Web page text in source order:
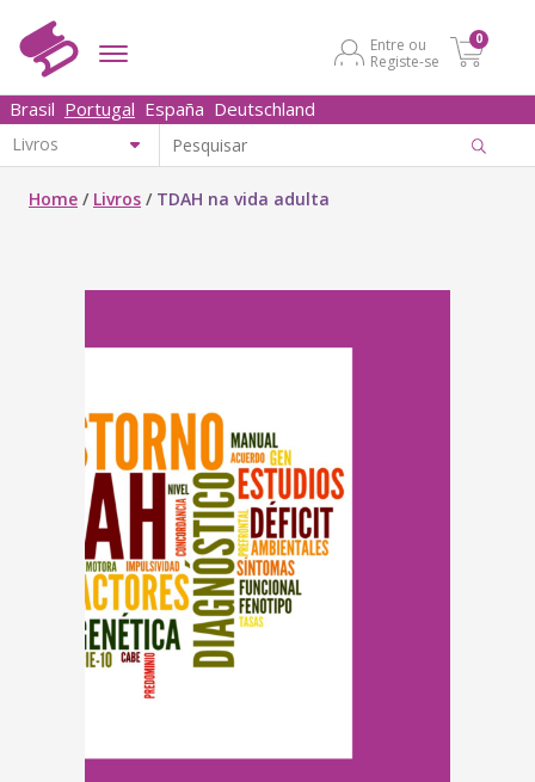
Entre ou
Registe-se
0
Brasil Portugal España Deutschland
Home / Livros / TDAH na vida adulta